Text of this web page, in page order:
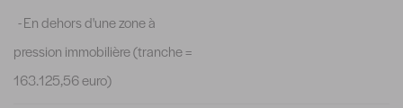
- En dehors d'une zone à
pression immobilière (tranche =
163.125,56 euro)